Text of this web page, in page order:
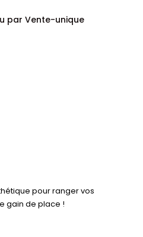
par Vente-unique
pour ranger vos
gain de place !